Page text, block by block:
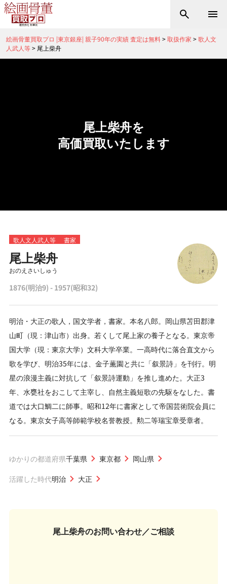
絵画骨董買取プロ |東京銀座| 親子90年の実績 査定は無料>取扱作家 >歌人文
人武人等> 尾上柴舟
尾上柴舟を
高価買取いたします
歌人文人武人等 書家
尾上柴舟
おのえさいしゅう
1876(明治9) - 1957(昭和32)
明治・大正の歌人，国文学者，書家。本名八郎。岡山県苫田郡津
山町（現：津山市）出身。若くして尾上家の養子となる。東京帝
国大学（現：東京大学）文科大学卒業。一高時代に落合直文から
歌を学び、明治35年には、金子薫園と共に「叙景詩」を刊行。明
星の浪漫主義に対抗して「叙景詩運動」を推し進めた。大正3
年、水甕社をおこして主宰し、自然主義短歌の先駆をなした。書
道では大口鯛二に師事。昭和12年に書家として帝国芸術院会員に
なる。東京女子高等師範学校名誉教授。勲二等瑞宝章受章者。
ゆかりの都道府県千葉県 東京都
岡山県
活躍した時代明治 大正
尾上柴舟のお問い合わせ／ご相談